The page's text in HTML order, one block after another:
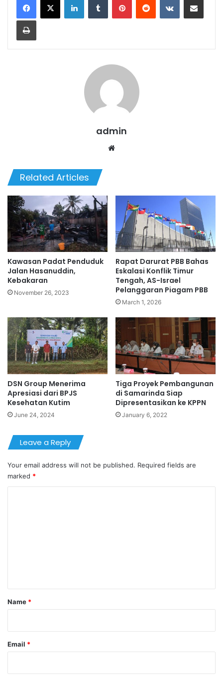
Print
admin
Related Articles
Kawasan Padat Penduduk
Jalan Hasanuddin,
Kebakaran
November 26, 2023
Rapat Darurat PBB Bahas
Eskalasi Konflik Timur
Tengah, AS-Israel
Pelanggaran Piagam PBB
March 1, 2026
DSN Group Menerima
Apresiasi dari BPJS
Kesehatan Kutim
June 24, 2024
Tiga Proyek Pembangunan
di Samarinda Siap
Dipresentasikan ke KPPN
January 6, 2022
Leave a Reply
Your email address will not be published. Required fields are
marked *
*
Name *
Email *